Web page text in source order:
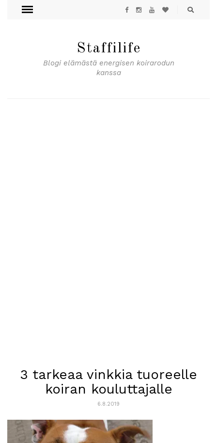
Staffilife
Blogi elämästä energisen koirarodun
kanssa
3 tarkeaa vinkkia tuoreelle
koiran kouluttajalle
6.8.2019